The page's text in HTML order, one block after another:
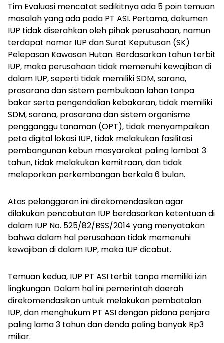
Tim Evaluasi mencatat sedikitnya ada 5 poin temuan
masalah yang ada pada PT ASI. Pertama, dokumen
IUP tidak diserahkan oleh pihak perusahaan, namun
terdapat nomor IUP dan Surat Keputusan (SK)
Pelepasan Kawasan Hutan. Berdasarkan tahun terbit
IUP, maka perusahaan tidak memenuhi kewajiban di
dalam IUP, seperti tidak memiliki SDM, sarana,
prasarana dan sistem pembukaan lahan tanpa
bakar serta pengendalian kebakaran, tidak memiliki
SDM, sarana, prasarana dan sistem organisme
pengganggu tanaman (OPT), tidak menyampaikan
peta digital lokasi IUP, tidak melakukan fasilitasi
pembangunan kebun masyarakat paling lambat 3
tahun, tidak melakukan kemitraan, dan tidak
melaporkan perkembangan berkala 6 bulan.
Atas pelanggaran ini direkomendasikan agar
dilakukan pencabutan IUP berdasarkan ketentuan di
dalam IUP No. 525/82/BSS/2014 yang menyatakan
bahwa dalam hal perusahaan tidak memenuhi
kewajiban di dalam IUP, maka IUP dicabut.
Temuan kedua, IUP PT ASI terbit tanpa memiliki izin
lingkungan. Dalam hal ini pemerintah daerah
direkomendasikan untuk melakukan pembatalan
IUP, dan menghukum PT ASI dengan pidana penjara
paling lama 3 tahun dan denda paling banyak Rp3
miliar.